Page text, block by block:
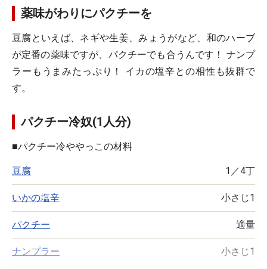
薬味がわりにパクチーを
豆腐といえば、ネギや生姜、みょうがなど、和のハーブ
が定番の薬味ですが、パクチーでも合うんです！ ナンプ
ラーもうまみたっぷり！ イカの塩辛との相性も抜群で
す。
パクチー冷奴(1人分)
■パクチー冷ややっこの材料
豆腐 1／4丁
いかの塩辛 小さじ1
パクチー 適量
ナンプラー 小さじ1